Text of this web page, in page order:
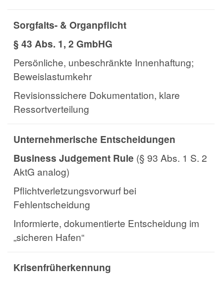
Sorgfalts- & Organpflicht
§ 43 Abs. 1, 2 GmbHG
Persönliche, unbeschränkte Innenhaftung;
Beweislastumkehr
Revisionssichere Dokumentation, klare
Ressortverteilung
Unternehmerische Entscheidungen
Business Judgement Rule (§ 93 Abs. 1 S. 2
AktG analog)
Pflichtverletzungsvorwurf bei
Fehlentscheidung
Informierte, dokumentierte Entscheidung im
„sicheren Hafen“
Krisenfrüherkennung